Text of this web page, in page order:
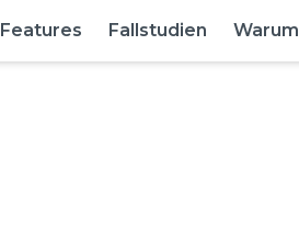
Features Fallstudien